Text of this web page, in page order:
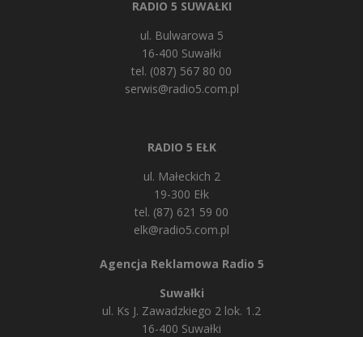
RADIO 5 SUWAŁKI
ul. Bulwarowa 5
16-400 Suwałki
tel. (087) 567 80 00
serwis@radio5.com.pl
RADIO 5 EŁK
ul. Małeckich 2
19-300 Ełk
tel. (87) 621 59 00
elk@radio5.com.pl
Agencja Reklamowa Radio 5
Suwałki
ul. Ks J. Zawadzkiego 2 lok. 1.2
16-400 Suwałki